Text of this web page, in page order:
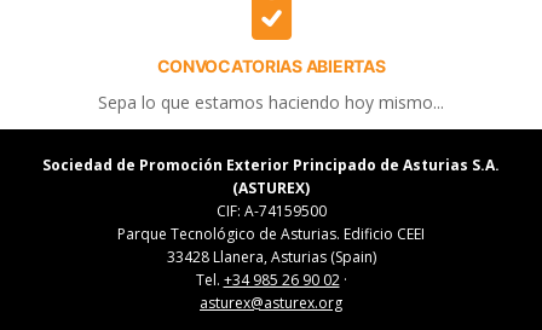
CONVOCATORIAS ABIERTAS
Sepa lo que estamos haciendo hoy mismo...
Sociedad de Promoción Exterior Principado de Asturias S.A.
(ASTUREX)
CIF: A-74159500
Parque Tecnológico de Asturias. Edificio CEEI
33428 Llanera, Asturias (Spain)
Tel. +34 985 26 90 02·
asturex@asturex.org